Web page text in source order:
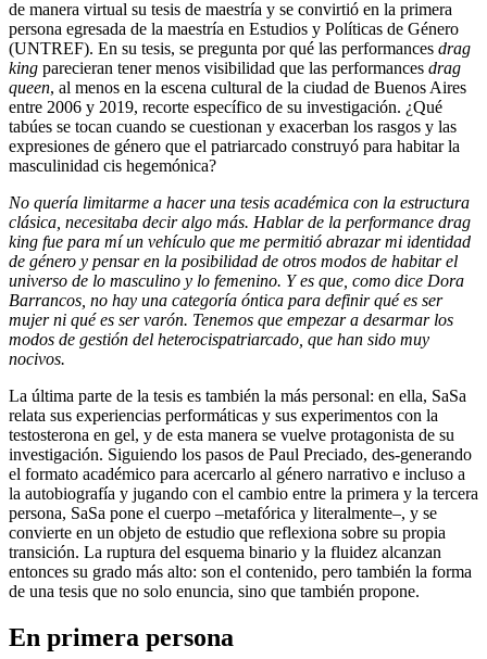
de manera virtual su tesis de maestría y se convirtió en la primera
persona egresada de la maestría en Estudios y Políticas de Género
(UNTREF). En su tesis, se pregunta por qué las performances drag
king parecieran tener menos visibilidad que las performances drag
queen, al menos en la escena cultural de la ciudad de Buenos Aires
entre 2006 y 2019, recorte específico de su investigación. ¿Qué
tabúes se tocan cuando se cuestionan y exacerban los rasgos y las
expresiones de género que el patriarcado construyó para habitar la
masculinidad cis hegemónica?
No quería limitarme a hacer una tesis académica con la estructura
clásica, necesitaba decir algo más. Hablar de la performance drag
king fue para mí un vehículo que me permitió abrazar mi identidad
de género y pensar en la posibilidad de otros modos de habitar el
universo de lo masculino y lo femenino. Y es que, como dice Dora
Barrancos, no hay una categoría óntica para definir qué es ser
mujer ni qué es ser varón. Tenemos que empezar a desarmar los
modos de gestión del heterocispatriarcado, que han sido muy
nocivos.
La última parte de la tesis es también la más personal: en ella, SaSa
relata sus experiencias performáticas y sus experimentos con la
testosterona en gel, y de esta manera se vuelve protagonista de su
investigación. Siguiendo los pasos de Paul Preciado, des-generando
el formato académico para acercarlo al género narrativo e incluso a
la autobiografía y jugando con el cambio entre la primera y la tercera
persona, SaSa pone el cuerpo –metafórica y literalmente–, y se
convierte en un objeto de estudio que reflexiona sobre su propia
transición. La ruptura del esquema binario y la fluidez alcanzan
entonces su grado más alto: son el contenido, pero también la forma
de una tesis que no solo enuncia, sino que también propone.
En primera persona